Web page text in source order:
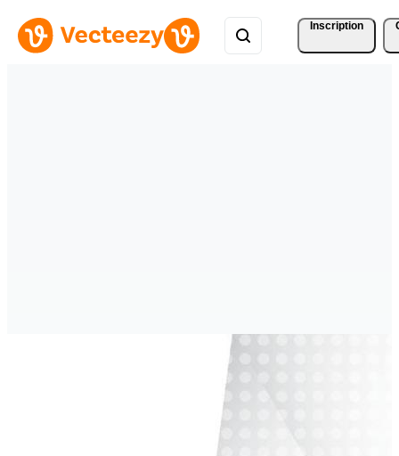
Inscription